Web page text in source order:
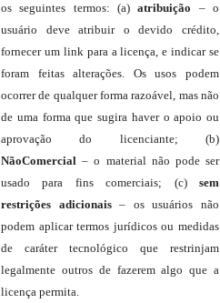
os seguintes termos: (a)atribuição – o
usuário deve atribuir o devido crédito,
fornecer um link para a licença, e indicar se
foram feitas alterações. Os usos podem
ocorrer de qualquer forma razoável, mas não
de uma forma que sugira haver o apoio ou
aprovação do licenciante; (b)
NãoComercial – o material não pode ser
usado para fins comerciais; (c) sem
restrições adicionais– os usuários não
podem aplicar termos jurídicos ou medidas
de caráter tecnológico que restrinjam
legalmente outros de fazerem algo que a
licença permita.